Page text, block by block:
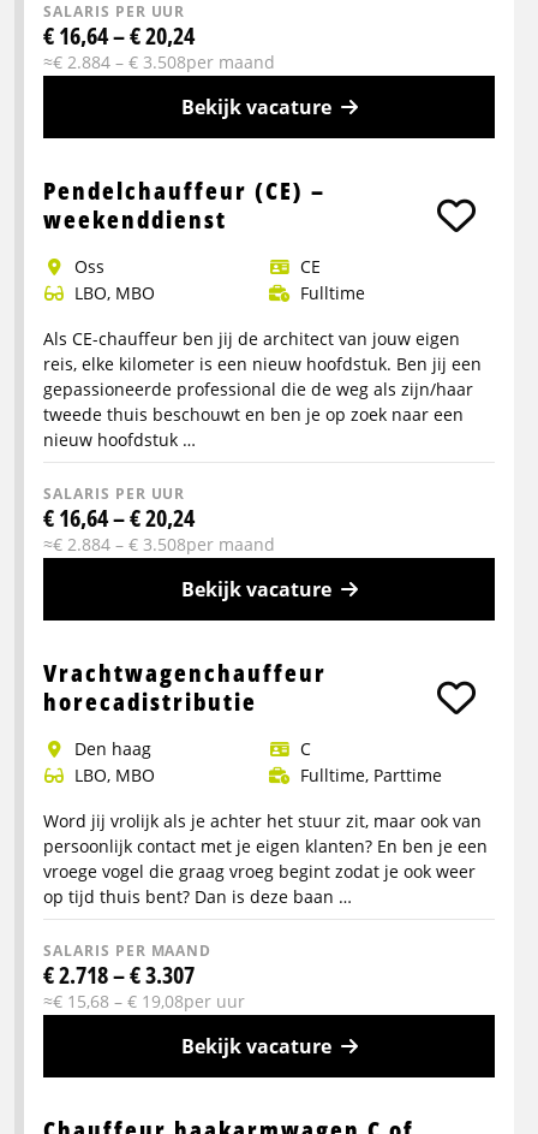
SALARIS PER UUR
€ 16,64 – € 20,24
≈€ 2.884 – € 3.508per maand
Bekijk vacature
info
over
Chauffeur
Horecadistributie
Venray
Dagdienst
Pendelchauffeur (CE) –
weekenddienst
Oss
CE
LBO, MBO
Fulltime
Als CE-chauffeur ben jij de architect van jouw eigen
reis, elke kilometer is een nieuw hoofdstuk. Ben jij een
gepassioneerde professional die de weg als zijn/haar
tweede thuis beschouwt en ben je op zoek naar een
nieuw hoofdstuk …
SALARIS PER UUR
€ 16,64 – € 20,24
≈€ 2.884 – € 3.508per maand
Bekijk vacature
info
over
(CE)
–
weekenddienst
Vrachtwagenchauffeur
horecadistributie
den haag
C
LBO, MBO
Fulltime, Parttime
Word jij vrolijk als je achter het stuur zit, maar ook van
persoonlijk contact met je eigen klanten? En ben je een
vroege vogel die graag vroeg begint zodat je ook weer
op tijd thuis bent? Dan is deze baan …
SALARIS PER MAAND
€ 2.718 – € 3.307
≈€ 15,68 – € 19,08per uur
Bekijk vacature
info